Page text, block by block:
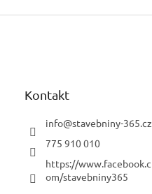
Kontakt
info@stavebniny-365.cz
775 910 010
https://www.facebook.c
om/stavebniny365